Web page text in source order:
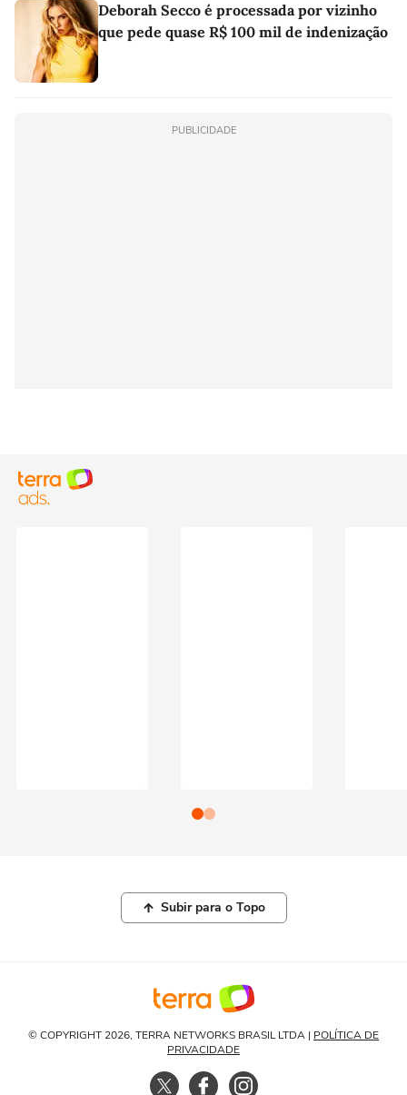
Deborah Secco é processada por vizinho
que pede quase R$ 100 mil de indenização
PUBLICIDADE
Subir para o Topo
© COPYRIGHT 2026, TERRA NETWORKS BRASIL LTDA | POLÍTICA DE
PRIVACIDADE